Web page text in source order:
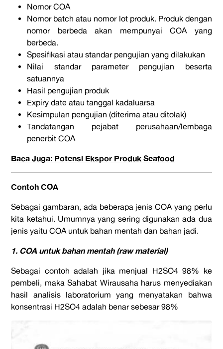
Nomor COA
Nomor batch atau nomor lot produk. Produk dengan
nomor berbeda akan mempunyai COA yang
berbeda.
Spesifikasi atau standar pengujian yang dilakukan
Nilai standar parameter pengujian beserta
satuannya
Hasil pengujian produk
Expiry date atau tanggal kadaluarsa
Kesimpulan pengujian (diterima atau ditolak)
Tandatangan pejabat perusahaan/lembaga
penerbit COA
Baca Juga: Potensi Ekspor Produk Seafood
Contoh COA
Sebagai gambaran, ada beberapa jenis COA yang perlu
kita ketahui. Umumnya yang sering digunakan ada dua
jenis yaitu COA untuk bahan mentah dan bahan jadi.
1. COA untuk bahan mentah (raw material)
Sebagai contoh adalah jika menjual H2SO4 98% ke
pembeli, maka Sahabat Wirausaha harus menyediakan
hasil analisis laboratorium yang menyatakan bahwa
konsentrasi H2SO4 adalah benar sebesar 98%